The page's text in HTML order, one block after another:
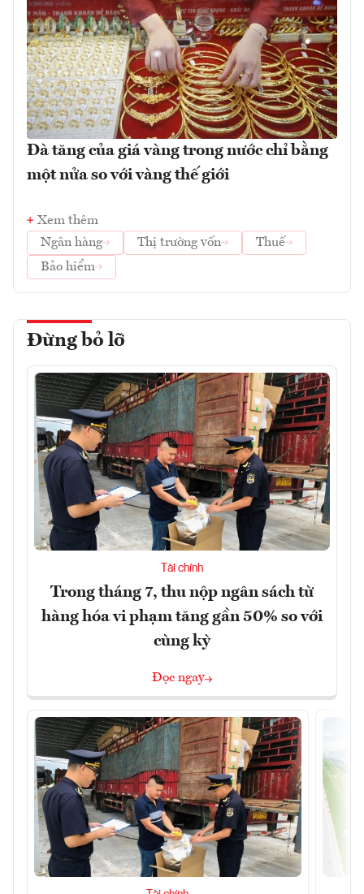
Đà tăng của giá vàng trong nước chỉ bằng
một nửa so với vàng thế giới
Xem thêm
Ngân hàng
Thị trường vốn
Thuế
Bảo hiểm
Đừng bỏ lỡ
Tài chính
Trong tháng 7, thu nộp ngân sách từ
hàng hóa vi phạm tăng gần 50% so với
cùng kỳ
Đọc ngay